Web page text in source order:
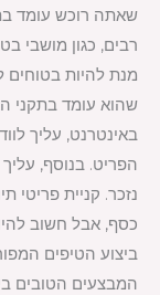
שאתה רוכש עומד
רבים, כגון מושבי
מנת להיות בטוחים
שהוא עומד בתקני
באינטרנט, עליך
הפריט. בנוסף,
נזכר. קניית פריטי
כסף, אבל חשוב
ביצוע הטיפים
המבצעים הטובים